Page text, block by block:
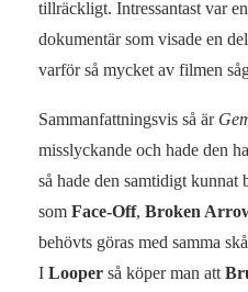
tillräckligt. Intressantast var
dokumentär som visade en
varför så mycket av filmen
Sammanfattningsvis så är
misslyckande och hade den
så hade den samtidigt kunnat
som Face-Off, Broken
behövts göras med samma
I Looper så köper man att